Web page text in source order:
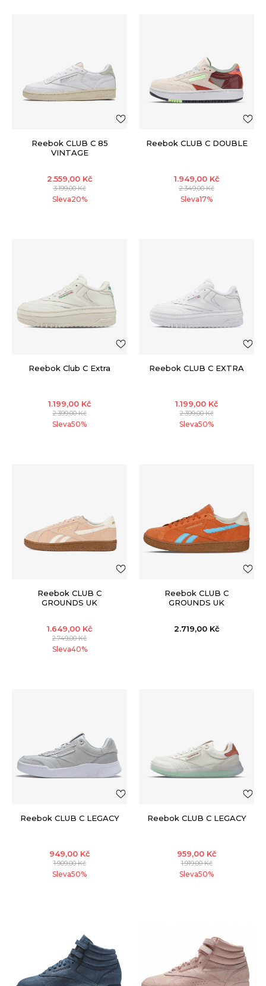
Reebok CLUB C 85
VINTAGE
2.559,00 Kč
3.199,00Kč
Sleva20%
Reebok CLUB C DOUBLE
1.949,00 Kč
2.349,00Kč
Sleva17%
Reebok Club C Extra
1.199,00 Kč
2.399,00Kč
Sleva50%
Reebok CLUB C EXTRA
1.199,00 Kč
2.399,00Kč
Sleva50%
Reebok CLUB C
GROUNDS UK
1.649,00 Kč
2.749,00Kč
Sleva40%
Reebok CLUB C
GROUNDS UK
2.719,00 Kč
Reebok CLUB C LEGACY
949,00 Kč
1.909,00Kč
Sleva50%
Reebok CLUB C LEGACY
959,00 Kč
1.919,00Kč
Sleva50%